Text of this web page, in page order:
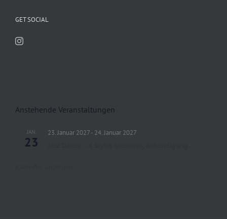
GET SOCIAL
Anstehende Veranstaltungen
JAN.
23
23. Januar 2027- 24. Januar 2027